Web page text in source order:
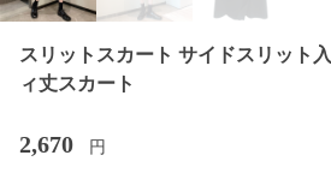
スリットスカート サイドスリット
ィ丈スカート
2,670 円